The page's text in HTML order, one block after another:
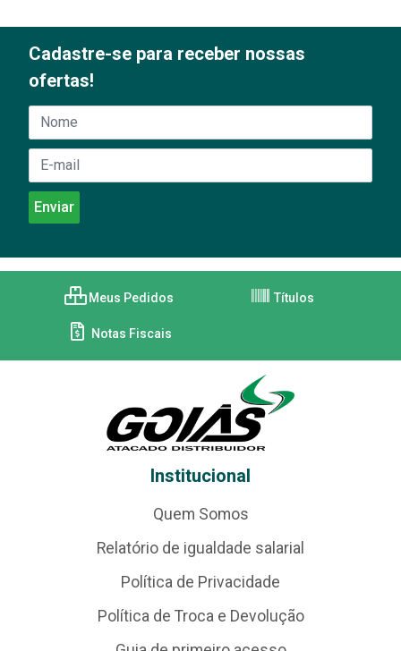
Cadastre-se para receber nossas
ofertas!
Meus Pedidos Títulos
Notas Fiscais
Institucional
Quem Somos
Relatório de igualdade salarial
Política de Privacidade
Política de Troca e Devolução